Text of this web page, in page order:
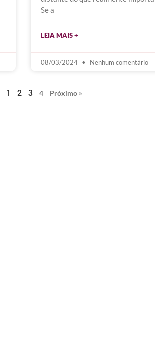
Se a
LEIA MAIS +
08/03/2024 Nenhum comentário
1 2 3 4 Próximo »